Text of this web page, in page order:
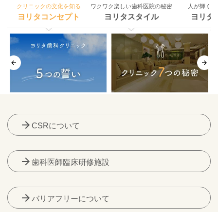
クリニックの文化を知る
ヨリタコンセプト
ワクワク楽しい歯科医院の秘密
ヨリタスタイル
人が輝く
ヨリタ
arrow_forward CSRについて
arrow_forward 歯科医師臨床研修施設
arrow_forward バリアフリーについて